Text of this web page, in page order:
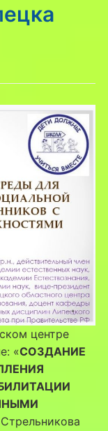
центре
«СОЗДАНИЕ